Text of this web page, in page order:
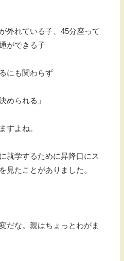
外れている子、45分座って
ができる子
にも関わらず
められる」
すよね。
就学するために昇降口にス
見たことがありました。
だな。親はちょっとわがま